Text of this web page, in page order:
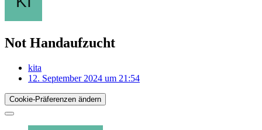
Not Handaufzucht
kita
12. September 2024 um 21:54
Cookie-Präferenzen ändern